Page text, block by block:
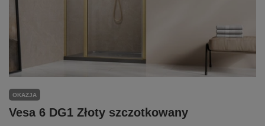
OKAZJA
Vesa 6 DG1 Złoty szczotkowany